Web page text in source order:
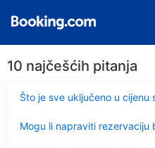
10 najčešćih pitanja
Što je sve uključeno u cijenu
Sažeto
Mogu li napraviti rezervaciju